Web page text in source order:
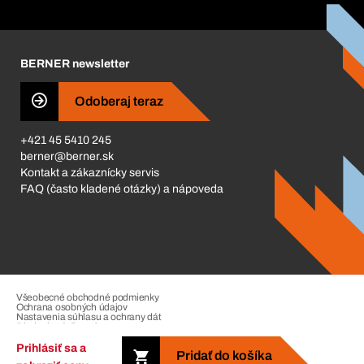
Prihlásiť sa a
Pridať do košíka
Business Conduct
BERNER newsletter
Odoberaj teraz
+421 45 5410 245
berner@berner.sk
Kontakt a zákaznícky servis
FAQ (často kladené otázky) a nápoveda
Všeobecné obchodné podmienky
Ochrana osobných údajov
Nastavenia súhlasu a ochrany dát
Riadenie sťažností